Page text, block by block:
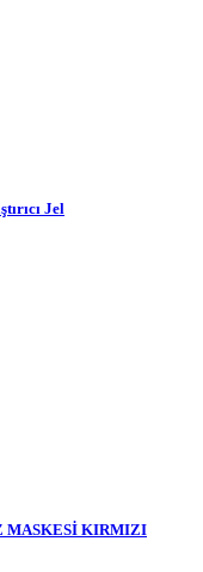
Jel
MASKESİ KIRMIZI